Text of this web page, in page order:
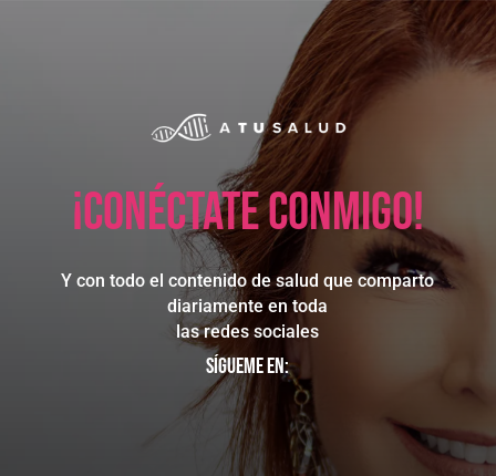
¡Conéctate conmigo!
Y con todo el contenido de salud que comparto
diariamente en toda
las redes sociales
Sígueme en: